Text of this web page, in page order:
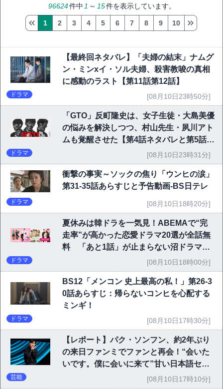
96624件中 1 ～ 15件を表示しています。
1 2 3 4 5 6 7 8 9 10
【最終回ネタバレ】「夫婦の結末」ナムグ
ン・ミンxイ・ソル夫婦、殺害教唆の真相
に感動のラスト【第11話第12話】
ドラマ [08月10日23時50分]
「GTO」反町隆史は、女子生徒・大島美優
の悩みを解決しつつ、村山先生・夙川アト
ムも覚醒させた【第4話ネタバレと第5話予
ドラマ [08月10日23時31分]
衝撃の事実～ソックの焦り「ウンヒの涙」
第31-35話あらすじと予告動画-BS日テレ
ドラマ [08月10日18時20分]
夏休みは韓ドラを一気見！ABEMAで“完
走率”が高かった恋愛ドラマ20選が全話無
料 「あと1話」が止まらない沼ドラマを
ドラマ [08月10日18時00分]
BS12「メンコン 史上最高の私！」第26-3
0話あらすじ：帰らないコンヒを心配する
ミンギ！
ドラマ [08月10日17時30分]
【レポート】パク・ソンフン、約2年ぶり
の来日ファンミでファンと再会！“会いた
いです。僕に会いに来て”甘い日本語セリ
芸能 [08月10日17時10分]